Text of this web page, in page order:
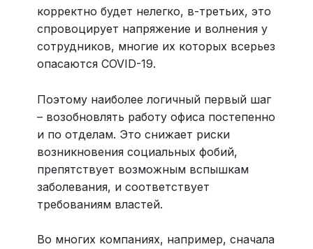
корректно будет нелегко, в-третьих, это
спровоцирует напряжение и волнения у
сотрудников, многие их которых всерьез
опасаются COVID-19.
Поэтому наиболее логичный первый шаг
– возобновлять работу офиса постепенно
и по отделам. Это снижает риски
возникновения социальных фобий,
препятствует возможным вспышкам
заболевания, и соответствует
требованиям властей.
Во многих компаниях, например, сначала